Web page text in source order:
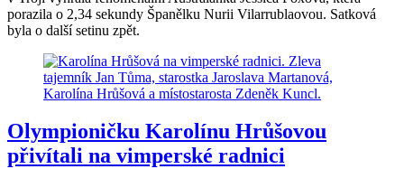
porazila o 2,34 sekundy Španělku Nurii Vilarrublaovou. Satková
byla o další setinu zpět.
Olympioničku Karolínu Hrůšovou
přivítali na vimperské radnici